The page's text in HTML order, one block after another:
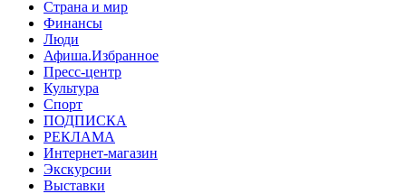
Страна и мир
Финансы
Люди
Афиша.Избранное
Пресс-центр
Культура
Спорт
ПОДПИСКА
РЕКЛАМА
Интернет-магазин
Экскурсии
Выставки